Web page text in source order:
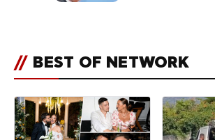
// BEST OF NETWORK